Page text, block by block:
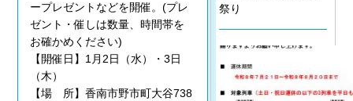
ープレゼントなどを開催。(プレ
ゼント・催しは数量、時間帯を
お確かめください)
【開催日】1月2日（水）・3日
（木）
【場 所】香南市野市町大谷738
祭り